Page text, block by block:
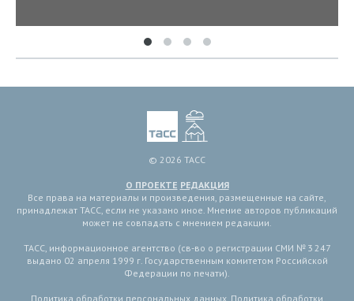
© 2026 ТАСС
О ПРОЕКТЕ РЕДАКЦИЯ
Все права на материалы и произведения, размещенные на сайте,
принадлежат ТАСС, если не указано иное. Мнение авторов публикаций
может не совпадать с мнением редакции.
ТАСС, информационное агентство (св-во о регистрации СМИ № 3 247
выдано 02 апреля 1999 г. Государственным комитетом Российской
Федерации по печати).
Политика обработки персональных данных Политика обработки